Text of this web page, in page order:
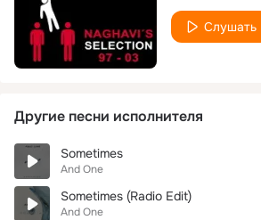
Слушать
Другие песни исполнителя
Sometimes
And One
Sometimes (Radio Edit)
And One